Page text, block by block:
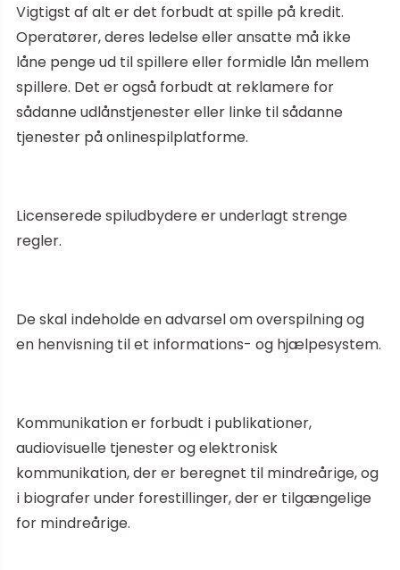
Vigtigst af alt er det forbudt at spille på kredit.
Operatører, deres ledelse eller ansatte må ikke
låne penge ud til spillere eller formidle lån mellem
spillere. Det er også forbudt at reklamere for
sådanne udlånstjenester eller linke til sådanne
tjenester på onlinespilplatforme.
Licenserede spiludbydere er underlagt strenge
regler.
De skal indeholde en advarsel om overspilning og
en henvisning til et informations- og hjælpesystem.
Kommunikation er forbudt i publikationer,
audiovisuelle tjenester og elektronisk
kommunikation, der er beregnet til mindreårige, og
i biografer under forestillinger, der er tilgængelige
for mindreårige.